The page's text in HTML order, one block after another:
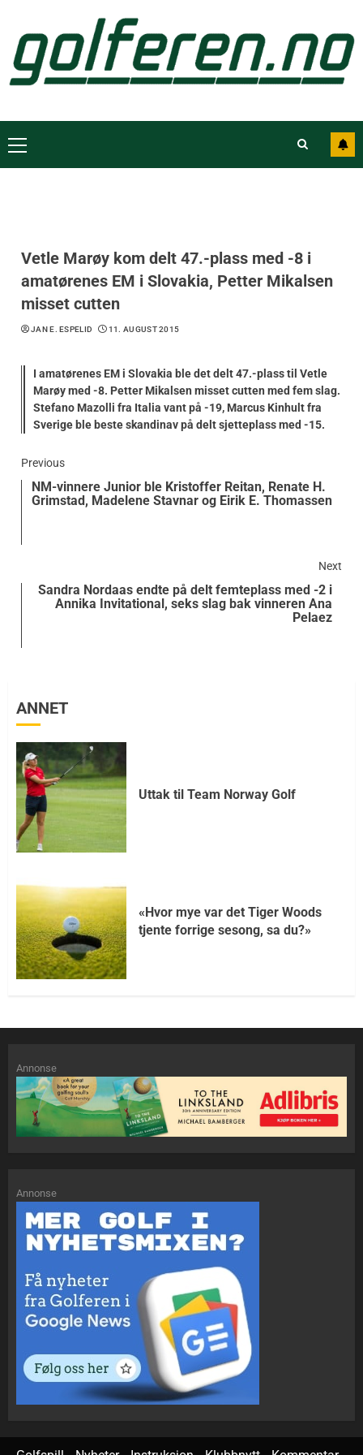
Vetle Marøy kom delt 47.-plass med -8 i
amatørenes EM i Slovakia, Petter Mikalsen
misset cutten
JAN E. ESPELID 11. AUGUST 2015
I amatørenes EM i Slovakia ble det delt 47.-plass til Vetle
Marøy med -8. Petter Mikalsen misset cutten med fem slag.
Stefano Mazolli fra Italia vant på -19, Marcus Kinhult fra
Sverige ble beste skandinav på delt sjetteplass med -15.
Previous
NM-vinnere Junior ble Kristoffer Reitan, Renate H.
Grimstad, Madelene Stavnar og Eirik E. Thomassen
Next
Sandra Nordaas endte på delt femteplass med -2 i
Annika Invitational, seks slag bak vinneren Ana
Pelaez
ANNET
Uttak til Team Norway Golf
«Hvor mye var det Tiger Woods
tjente forrige sesong, sa du?»
Annonse
Annonse